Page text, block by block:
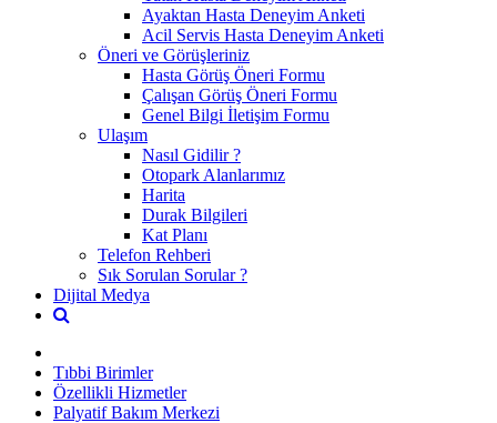
Ayaktan Hasta Deneyim Anketi
Acil Servis Hasta Deneyim Anketi
Öneri ve Görüşleriniz
Hasta Görüş Öneri Formu
Çalışan Görüş Öneri Formu
Genel Bilgi İletişim Formu
Ulaşım
Nasıl Gidilir ?
Otopark Alanlarımız
Harita
Durak Bilgileri
Kat Planı
Telefon Rehberi
Sık Sorulan Sorular ?
Dijital Medya
Tıbbi Birimler
Özellikli Hizmetler
Palyatif Bakım Merkezi